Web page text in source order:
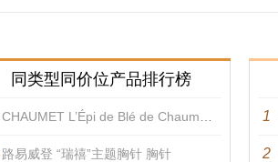
同类型同价位产品排行榜
CHAUMET L’Épi de Blé de Chaumet麦穗胸针 胸针
路易威登 “瑞禧”主题胸针 胸针
1
2